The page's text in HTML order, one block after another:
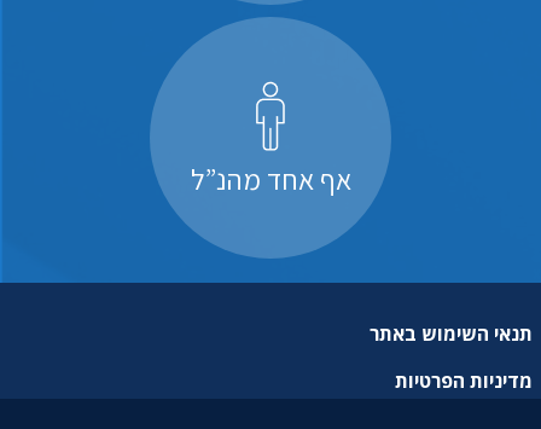
אף אחד מהנ”ל
תנאי השימוש באתר
מדיניות הפרטיות